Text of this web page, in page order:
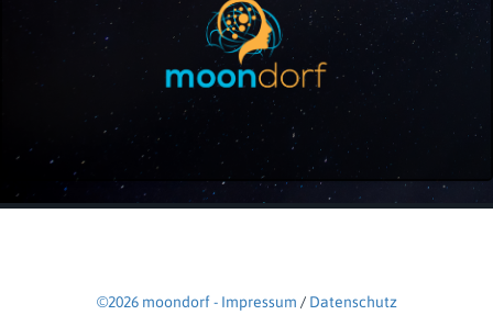
©2026 moondorf - Impressum / Datenschutz